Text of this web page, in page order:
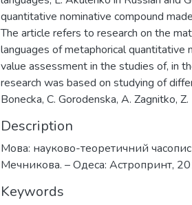
quantitative nominative compound
The article refers to research on the
languages of metaphorical quantitative
value assessment in the studies of, in
research was based on studying of
Bonecka, C. Gorodenska, A. Zagnitko,
Description
Мова: науково-теоретичний часопис
Мечникова. – Одеса: Астропринт,
Keywords